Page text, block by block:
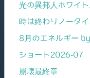
光の異邦人ホワイ
時は終わりノータ
8月のエネルギー
ショート2026-07
崩壊最終章